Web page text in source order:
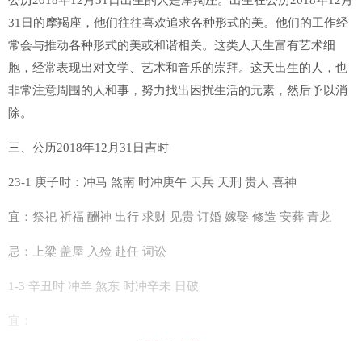
31日的摩羯座，他们往往喜欢追求各种形式的美。他们的工作经
常会与推动各种形式的美或和谐相关。这类人天生富有艺术细
胞，经常表现出对文学、艺术和音乐的崇拜。这天出生的人，也
非常注意周围的人和事，努力找出困扰生活的元素，然后予以消
除。
三、公历2018年12月31日吉时
23-1 庚子时：冲马 煞南 时冲庚午 天兵 天刑 贵人 喜神
宜：祭祀 祈福 酬神 出行 求财 见贵 订婚 嫁娶 修造 安葬 青龙
忌：上梁 盖屋 入殓 赴任 词讼
1-3 辛丑时 冲羊 煞东 时冲辛未 日破
宜：